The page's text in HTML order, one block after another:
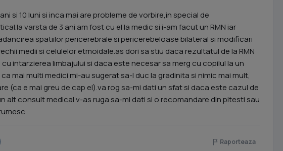
si 10 luni si inca mai are probleme de vorbire,in special de
varsta de 3 ani am fost cu el la medic si i-am facut un RMN iar
spatiilor pericerebrale si pericerebeloase bilateral si modificari
medii si celulelor etmoidale.as dori sa stiu daca rezultatul de la RMN
intarzierea limbajului si daca este necesar sa merg cu copilul la un
mai multi medici mi-au sugerat sa-l duc la gradinita si nimic mai mult,
(ca e mai greu de cap el).va rog sa-mi dati un sfat si daca este cazul de
alt consult medical v-as ruga sa-mi dati si o recomandare din pitesti sau
Raporteaza